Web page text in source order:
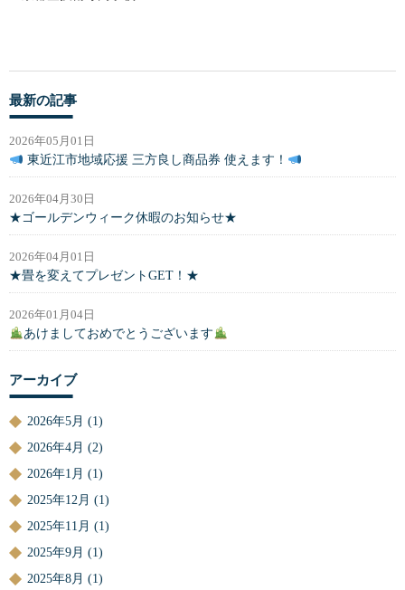
最新の記事
2026年05月01日
東近江市地域応援 三方良し商品券 使えます！
2026年04月30日
★ゴールデンウィーク休暇のお知らせ★
2026年04月01日
★畳を変えてプレゼントGET！★
2026年01月04日
あけましておめでとうございます
アーカイブ
2026年5月 (1)
2026年4月 (2)
2026年1月 (1)
2025年12月 (1)
2025年11月 (1)
2025年9月 (1)
2025年8月 (1)